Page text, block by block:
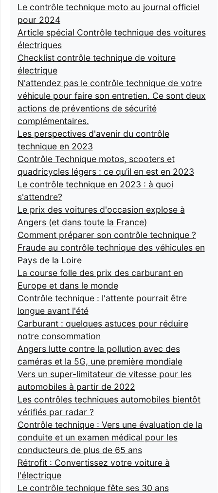
Le contrôle technique moto au journal officiel
pour 2024
Article spécial Contrôle technique des voitures
électriques
Checklist contrôle technique de voiture
électrique
N'attendez pas le contrôle technique de votre
véhicule pour faire son entretien. Ce sont deux
actions de préventions de sécurité
complémentaires.
Les perspectives d'avenir du contrôle
technique en 2023
Contrôle Technique motos, scooters et
quadricycles légers : ce qu’il en est en 2023
Le contrôle technique en 2023 : à quoi
s'attendre?
Le prix des voitures d'occasion explose à
Angers (et dans toute la France)
Comment préparer son contrôle technique ?
Fraude au contrôle technique des véhicules en
Pays de la Loire
La course folle des prix des carburant en
Europe et dans le monde
Contrôle technique : l'attente pourrait être
longue avant l'été
Carburant : quelques astuces pour réduire
notre consommation
Angers lutte contre la pollution avec des
caméras et la 5G, une première mondiale
Vers un super-limitateur de vitesse pour les
automobiles à partir de 2022
Les contrôles techniques automobiles bientôt
vérifiés par radar ?
Contrôle technique : Vers une évaluation de la
conduite et un examen médical pour les
conducteurs de plus de 65 ans
Rétrofit : Convertissez votre voiture à
l'électrique
Le contrôle technique fête ses 30 ans